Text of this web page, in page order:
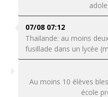
07/08 07:12
Thaïlande: au moins
fusillade dans un lycée
Au moins 10 élèves
école